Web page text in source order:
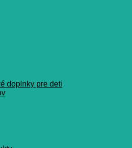
doplnky pre deti